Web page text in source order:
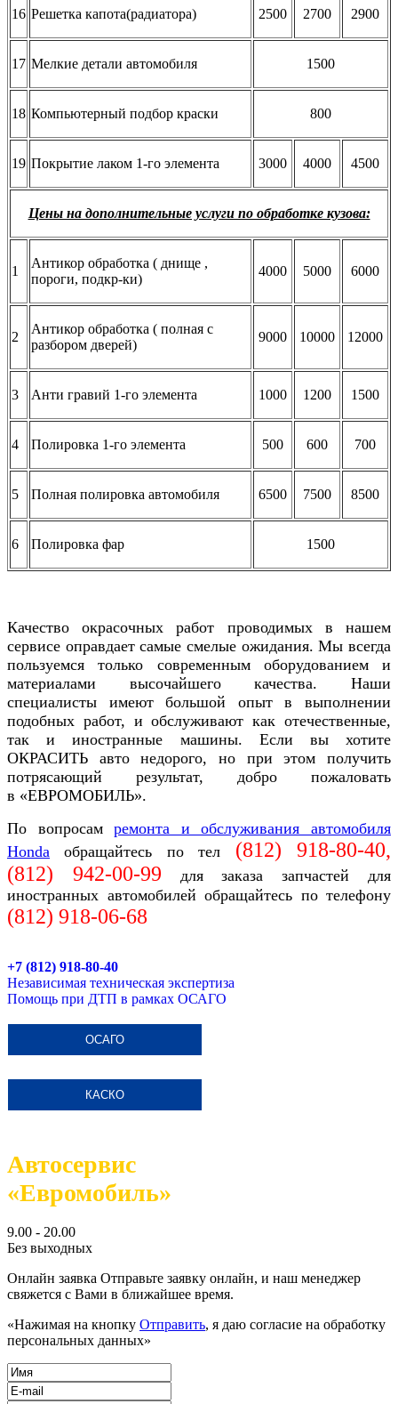
16 Решетка капота(радиатора) 2500 2700 2900
17 Мелкие детали автомобиля 1500
18 Компьютерный подбор краски 800
19 Покрытие лаком 1-го элемента 3000 4000 4500
Цены на дополнительные услуги по обработке кузова:
1
Антикор обработка ( днище ,
пороги, подкр-ки)
4000 5000 6000
2
Антикор обработка ( полная с
разбором дверей)
9000 10000 12000
3 Анти гравий 1-го элемента 1000 1200 1500
4 Полировка 1-го элемента 500 600 700
5 Полная полировка автомобиля 6500 7500 8500
6 Полировка фар 1500
Качество окрасочных работ проводимых в нашем
сервисе оправдает самые смелые ожидания. Мы всегда
пользуемся только современным оборудованием и
материалами высочайшего качества. Наши
специалисты имеют большой опыт в выполнении
подобных работ, и обслуживают как отечественные,
так и иностранные машины. Если вы хотите
ОКРАСИТЬ авто недорого, но при этом получить
потрясающий результат, добро пожаловать
в «ЕВРОМОБИЛЬ».
По вопросамремонта и обслуживания автомобиля
Honda обращайтесь по тел (812) 918-80-40,
(812) 942-00-99 для заказа запчастей для
иностранных автомобилей обращайтесь по телефону
(812) 918-06-68
+7 (812) 918-80-40
Независимая техническая экспертиза
Помощь при ДТП в рамках ОСАГО
ОСАГО
КАСКО
Автосервис
«Евромобиль»
9.00 - 20.00
Без выходных
Онлайн заявка Отправьте заявку онлайн, и наш менеджер
свяжется с Вами в ближайшее время.
«Нажимая на кнопку Отправить, я даю согласие на обработку
персональных данных»